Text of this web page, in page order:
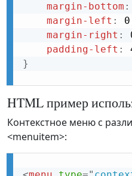
margin-bottom :
margin-left : 0
margin-right :
padding-left :
}
HTML пример
Контекстное меню с
<menuitem>: